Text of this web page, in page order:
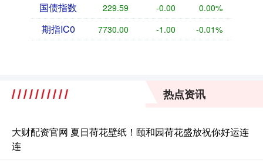
国债指数 229.59 -0.00 0.00%
期指IC0 7730.00 -1.00 -0.01%
热点资讯
大财配资官网 夏日荷花壁纸！颐和园荷花盛放祝你好运连
连